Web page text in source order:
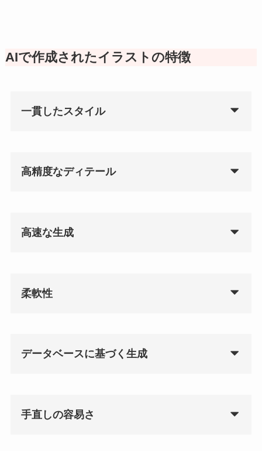
AIで作成されたイラストの特徴
一貫したスタイル
高精度なディテール
高速な生成
柔軟性
データベースに基づく生成
手直しの容易さ